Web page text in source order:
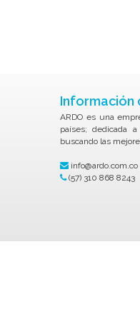
Información
ARDO es una
países; dedicada
buscando las
info@ardo.com.co
(57) 310 868 8243